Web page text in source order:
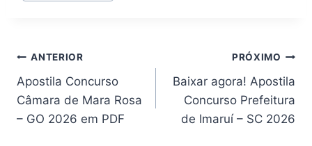
Navegação
de
Post
ANTERIOR
Apostila Concurso
Câmara de Mara Rosa
– GO 2026 em PDF
PRÓXIMO
Baixar agora! Apostila
Concurso Prefeitura
de Imaruí – SC 2026